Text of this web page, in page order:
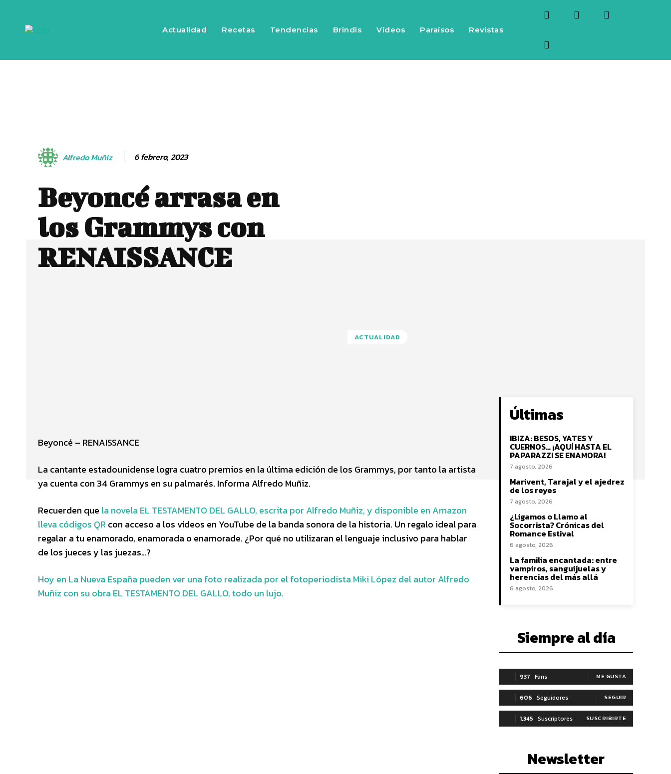
Actualidad Recetas Tendencias Brindis Vídeos Paraísos Revistas
Alfredo Muñiz 6 febrero, 2023
Beyoncé arrasa en
los Grammys con
RENAISSANCE
ACTUALIDAD
Beyoncé – RENAISSANCE
La cantante estadounidense logra cuatro premios en la última edición de los Grammys, por tanto la artista
ya cuenta con 34 Grammys en su palmarés. Informa Alfredo Muñiz.
Recuerden que la novela EL TESTAMENTO DEL GALLO, escrita por Alfredo Muñiz, y disponible en Amazon
lleva códigos QR con acceso a los vídeos en YouTube de la banda sonora de la historia. Un regalo ideal para
regalar a tu enamorado, enamorada o enamorade. ¿Por qué no utilizaran el lenguaje inclusivo para hablar
de los jueces y las juezas…?
Hoy en La Nueva España pueden ver una foto realizada por el fotoperiodista Miki López del autor Alfredo
Muñiz con su obra EL TESTAMENTO DEL GALLO, todo un lujo.
Últimas
IBIZA: BESOS, YATES Y
CUERNOS… ¡AQUÍ HASTA EL
PAPARAZZI SE ENAMORA!
7 agosto, 2026
Marivent, Tarajal y el ajedrez
de los reyes
7 agosto, 2026
¿Ligamos o Llamo al
Socorrista? Crónicas del
Romance Estival
6 agosto, 2026
La familia encantada: entre
vampiros, sanguijuelas y
herencias del más allá
6 agosto, 2026
Siempre al día
937 Fans ME GUSTA
606 Seguidores SEGUIR
1,345 Suscriptores SUSCRIBIRTE
Newsletter